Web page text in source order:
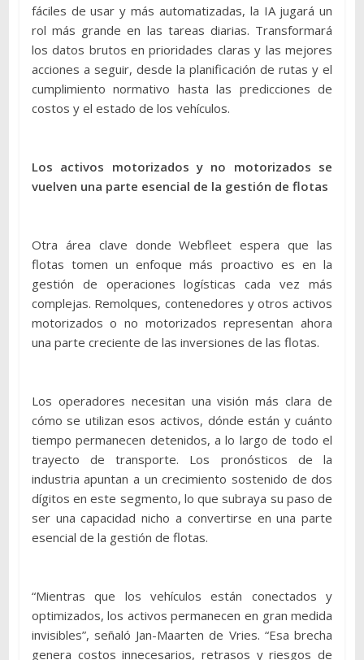
fáciles de usar y más automatizadas, la IA jugará un
rol más grande en las tareas diarias. Transformará
los datos brutos en prioridades claras y las mejores
acciones a seguir, desde la planificación de rutas y el
cumplimiento normativo hasta las predicciones de
costos y el estado de los vehículos.
Los activos motorizados y no motorizados se
vuelven una parte esencial de la gestión de flotas
Otra área clave donde Webfleet espera que las
flotas tomen un enfoque más proactivo es en la
gestión de operaciones logísticas cada vez más
complejas. Remolques, contenedores y otros activos
motorizados o no motorizados representan ahora
una parte creciente de las inversiones de las flotas.
Los operadores necesitan una visión más clara de
cómo se utilizan esos activos, dónde están y cuánto
tiempo permanecen detenidos, a lo largo de todo el
trayecto de transporte. Los pronósticos de la
industria apuntan a un crecimiento sostenido de dos
dígitos en este segmento, lo que subraya su paso de
ser una capacidad nicho a convertirse en una parte
esencial de la gestión de flotas.
“Mientras que los vehículos están conectados y
optimizados, los activos permanecen en gran medida
invisibles”, señaló Jan-Maarten de Vries. “Esa brecha
genera costos innecesarios, retrasos y riesgos de